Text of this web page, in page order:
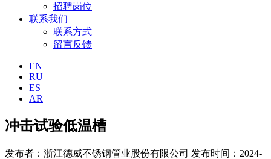
招聘岗位
联系我们
联系方式
留言反馈
EN
RU
ES
AR
冲击试验低温槽
发布者：浙江德威不锈钢管业股份有限公司 发布时间：2024-